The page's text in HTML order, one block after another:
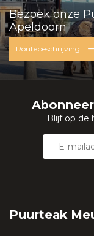
Bezoek onze
Apeldoorn
Routebeschrijving
Blijf op de
Puurteak